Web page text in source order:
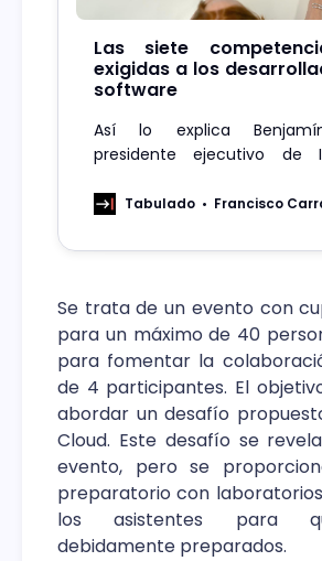
Las siete
exigidas a los
software
Así lo explica
presidente ejecutivo de
pueden existir algunas
capacidades y
Tabulado Francisco
Se trata de un evento con
para un máximo de 40
para fomentar la
de 4 participantes. El
abordar un desafío
Cloud. Este desafío se
evento, pero se
preparatorio con
los asistentes para
debidamente preparados.